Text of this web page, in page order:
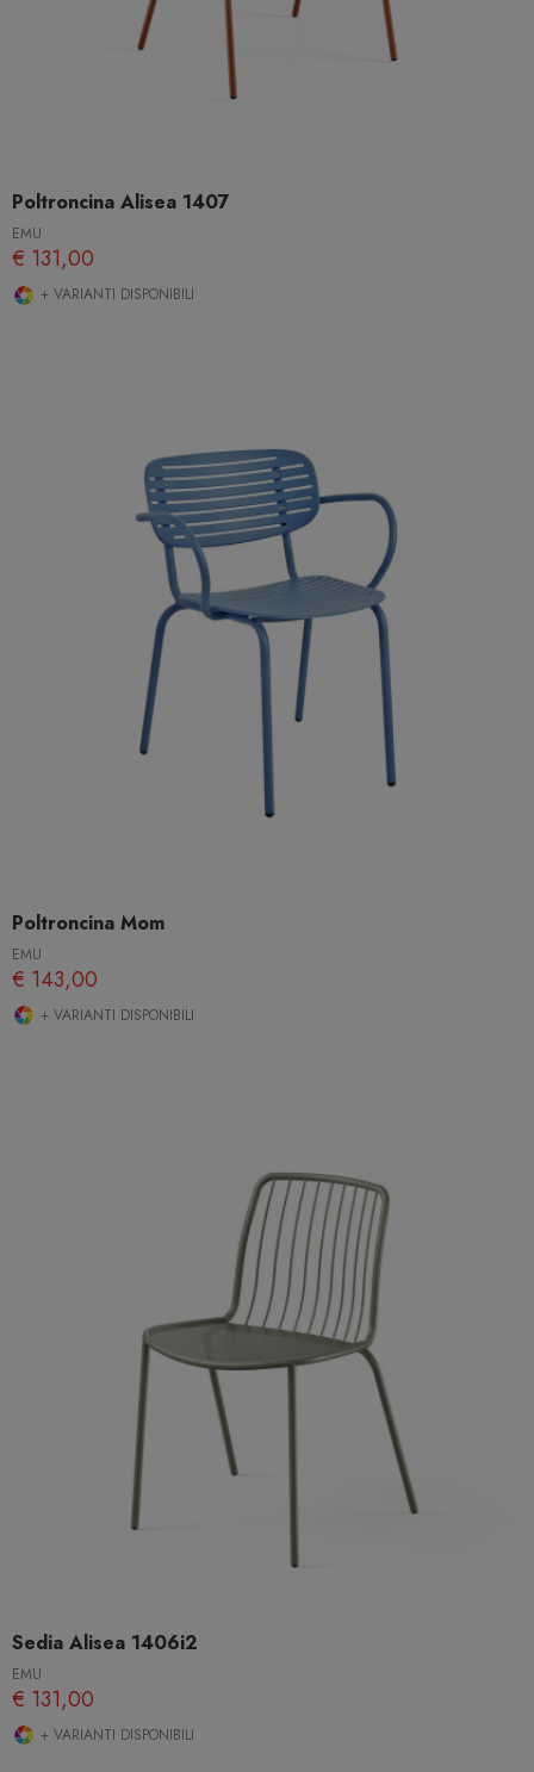
Poltroncina Alisea 1407
EMU
€ 131,00
+ VARIANTI DISPONIBILI
Poltroncina Mom
EMU
€ 143,00
+ VARIANTI DISPONIBILI
Sedia Alisea 1406i2
EMU
€ 131,00
+ VARIANTI DISPONIBILI